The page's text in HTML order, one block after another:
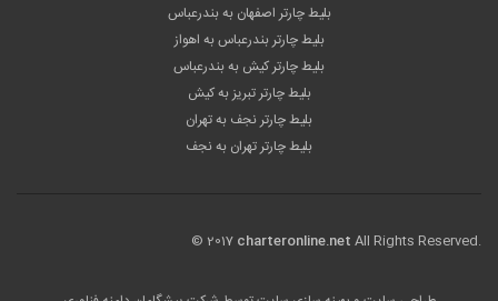
بلیط چارتر اصفهان به بندرعباس
بلیط چارتر بندرعباس به اهواز
بلیط چارتر کیش به بندرعباس
بلیط چارتر تبریز به کیش
بلیط چارتر نجف به تهران
بلیط چارتر تهران به نجف
© 2017 charteronline.net All Rights Reserved.